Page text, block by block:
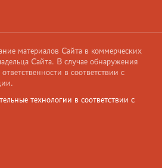
материалов Сайта в коммерческих
Сайта. В случае обнаружения
в соответствии с
технологии в соответствии с